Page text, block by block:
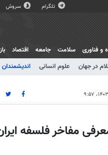
تلگرام سروش
در جهان علوم انسانی
و فناوری سلامت جامعه اقتصاد
مفاخر فلسفه